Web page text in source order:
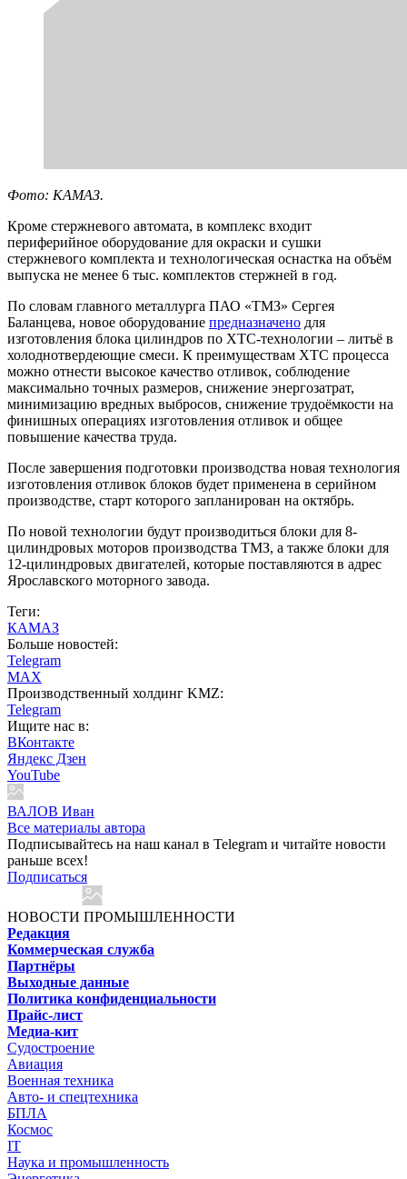
Фото: КАМАЗ.
Кроме стержневого автомата, в комплекс входит
периферийное оборудование для окраски и сушки
стержневого комплекта и технологическая оснастка на объём
выпуска не менее 6 тыс. комплектов стержней в год.
По словам главного металлурга ПАО «ТМЗ» Сергея
Баланцева, новое оборудование предназначено для
изготовления блока цилиндров по ХТС-технологии – литьё в
холоднотвердеющие смеси. К преимуществам ХТС процесса
можно отнести высокое качество отливок, соблюдение
максимально точных размеров, снижение энергозатрат,
минимизацию вредных выбросов, снижение трудоёмкости на
финишных операциях изготовления отливок и общее
повышение качества труда.
После завершения подготовки производства новая технология
изготовления отливок блоков будет применена в серийном
производстве, старт которого запланирован на октябрь.
По новой технологии будут производиться блоки для 8-
цилиндровых моторов производства ТМЗ, а также блоки для
12-цилиндровых двигателей, которые поставляются в адрес
Ярославского моторного завода.
Теги:
КАМАЗ
Больше новостей:
Telegram
MAX
Производственный холдинг KMZ:
Telegram
Ищите нас в:
ВКонтакте
Яндекс Дзен
YouTube
ВАЛОВ Иван
Все материалы автора
Подписывайтесь на наш канал в Telegram и читайте новости
раньше всех!
Подписаться
НОВОСТИ ПРОМЫШЛЕННОСТИ
Редакция
Коммерческая служба
Партнёры
Выходные данные
Политика конфиденциальности
Прайс-лист
Медиа-кит
Судостроение
Авиация
Военная техника
Авто- и спецтехника
БПЛА
Космос
IT
Наука и промышленность